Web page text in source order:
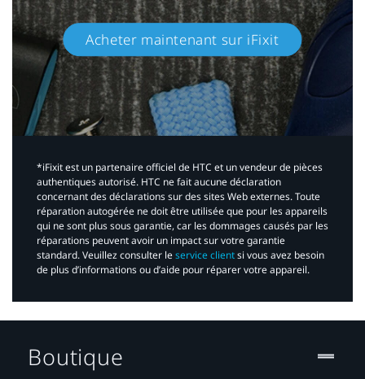
Acheter maintenant sur iFixit​
*iFixit est un partenaire officiel de HTC et un vendeur de pièces
authentiques autorisé. HTC ne fait aucune déclaration
concernant des déclarations sur des sites Web externes. Toute
réparation autogérée ne doit être utilisée que pour les appareils
qui ne sont plus sous garantie, car les dommages causés par les
réparations peuvent avoir un impact sur votre garantie
standard. Veuillez consulter leservice clientsi vous avez besoin
de plus d’informations ou d’aide pour réparer votre appareil.​
Boutique